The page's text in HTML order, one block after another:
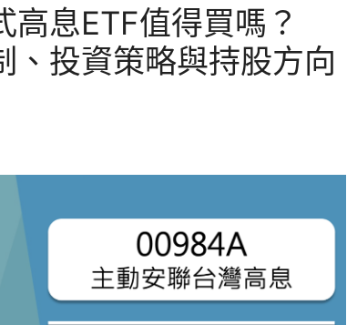
息ETF值得買嗎？
投資策略與持股方向